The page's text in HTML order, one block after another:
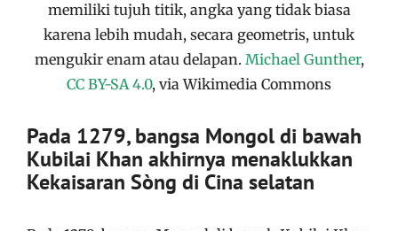
memiliki tujuh titik, angka yang tidak biasa
karena lebih mudah, secara geometris, untuk
mengukir enam atau delapan. Michael Gunther,
CC BY-SA 4.0, via Wikimedia Commons
Pada 1279, bangsa Mongol di bawah
Kubilai Khan akhirnya menaklukkan
Kekaisaran Sòng di Cina selatan